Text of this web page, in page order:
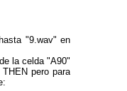
"9.wav" en
la celda "A90"
pero para